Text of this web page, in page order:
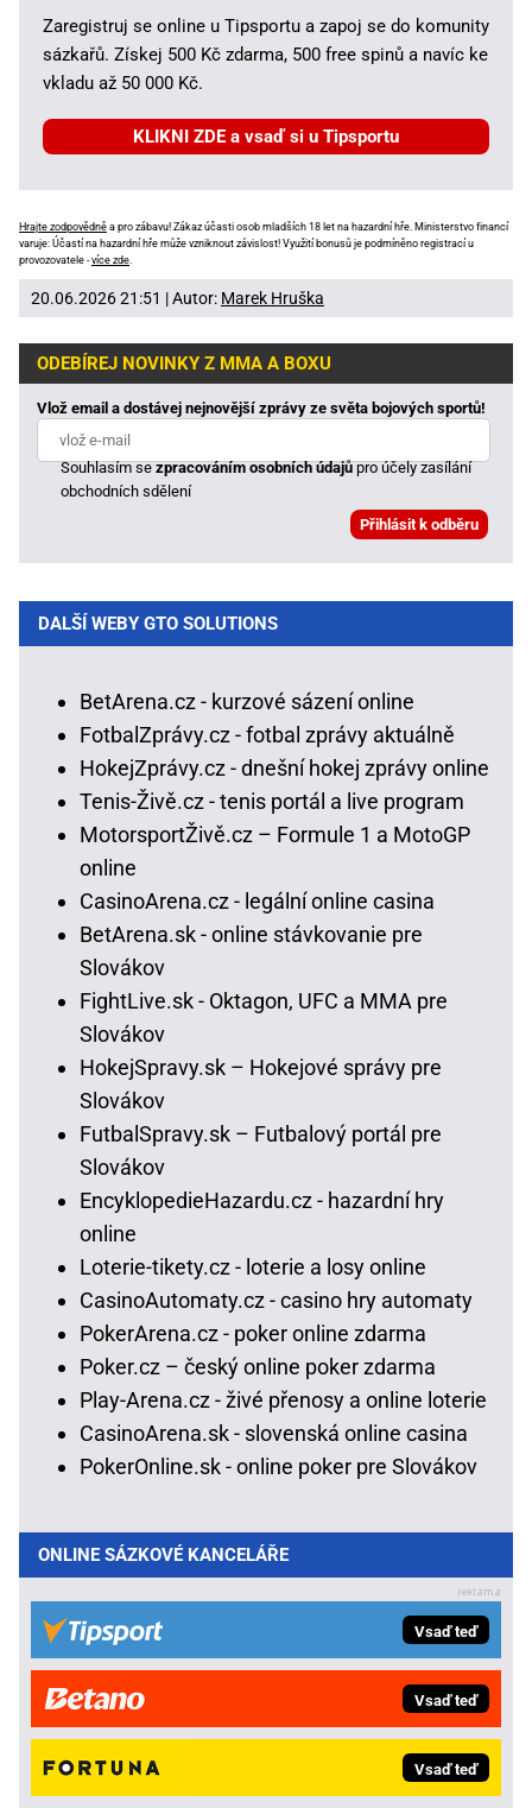
Zaregistruj se online u Tipsportu a zapoj se do komunity
sázkařů. Získej 500 Kč zdarma, 500 free spinů a navíc ke
vkladu až 50 000 Kč.
KLIKNI ZDE a vsaď si u Tipsportu
Hrajte zodpovědně a pro zábavu! Zákaz účasti osob mladších 18 let na hazardní hře. Ministerstvo financí
varuje: Účastí na hazardní hře může vzniknout závislost! Využití bonusů je podmíněno registrací u
provozovatele -více zde
20.06.2026 21:51 | Autor: Marek Hruška
ODEBÍREJ NOVINKY Z MMA A BOXU
Vlož email a dostávej nejnovější zprávy ze světa bojových sportů!
Souhlasím sezpracováním osobních údajůpro účely zasílání
obchodních sdělení
DALŠÍ WEBY GTO SOLUTIONS
BetArena.cz - kurzové sázení online
FotbalZprávy.cz - fotbal zprávy aktuálně
HokejZprávy.cz - dnešní hokej zprávy online
Tenis-Živě.cz - tenis portál a live program
MotorsportŽivě.cz – Formule 1 a MotoGP
online
CasinoArena.cz - legální online casina
BetArena.sk - online stávkovanie pre
Slovákov
FightLive.sk - Oktagon, UFC a MMA pre
Slovákov
HokejSpravy.sk – Hokejové správy pre
Slovákov
FutbalSpravy.sk – Futbalový portál pre
Slovákov
EncyklopedieHazardu.cz - hazardní hry
online
Loterie-tikety.cz - loterie a losy online
CasinoAutomaty.cz - casino hry automaty
PokerArena.cz - poker online zdarma
Poker.cz – český online poker zdarma
Play-Arena.cz - živé přenosy a online loterie
CasinoArena.sk - slovenská online casina
PokerOnline.sk - online poker pre Slovákov
ONLINE SÁZKOVÉ KANCELÁŘE
Vsaď teď
Vsaď teď
Vsaď teď